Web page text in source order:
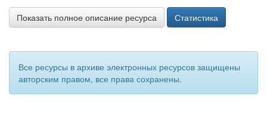
Показать полное описание ресурса Статистика
Все ресурсы в архиве электронных ресурсов защищены
авторским правом, все права сохранены.